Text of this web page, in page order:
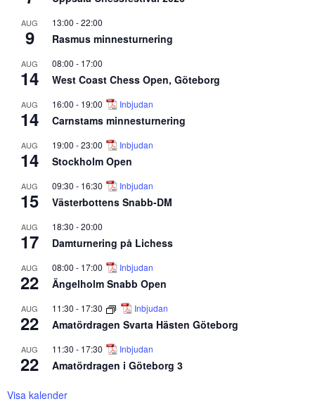
AUG
9
13:00 -22:00
Rasmus minnesturnering
AUG
14
08:00 - 17:00
West Coast Chess Open, Göteborg
AUG
14
16:00 - 19:00 Inbjudan
Carnstams minnesturnering
AUG
14
19:00 -23:00 Inbjudan
Stockholm Open
AUG
15
09:30 - 16:30 Inbjudan
Västerbottens Snabb-DM
AUG
17
18:30 -20:00
Damturnering på Lichess
AUG
22
08:00 - 17:00 Inbjudan
Ängelholm Snabb Open
AUG
22
11:30 - 17:30 Inbjudan
Amatördragen Svarta Hästen Göteborg
AUG
22
11:30 - 17:30 Inbjudan
Amatördragen i Göteborg 3
Visa kalender